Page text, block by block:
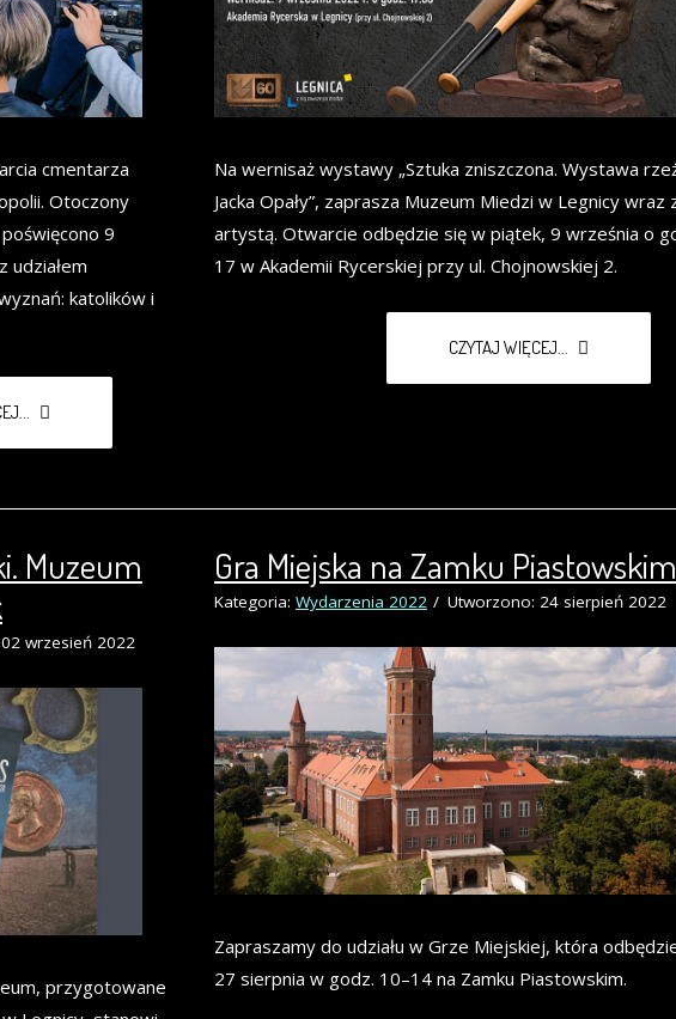
cmentarza
Otoczony
9
udziałem
katolików i
Na wernisaż wystawy „Sztuka zniszczona. Wystawa
Jacka Opały”, zaprasza Muzeum Miedzi w Legnicy wraz
artystą. Otwarcie odbędzie się w piątek, 9 września o
17 w Akademii Rycerskiej przy ul. Chojnowskiej 2.
CZYTAJ WIĘCEJ...
Muzeum
wrzesień 2022
przygotowane
Gra Miejska na Zamku Piastowskim
Kategoria: Wydarzenia 2022 Utworzono: 24 sierpień 2022
Zapraszamy do udziału w Grze Miejskiej, która
27 sierpnia w godz. 10–14 na Zamku Piastowskim.